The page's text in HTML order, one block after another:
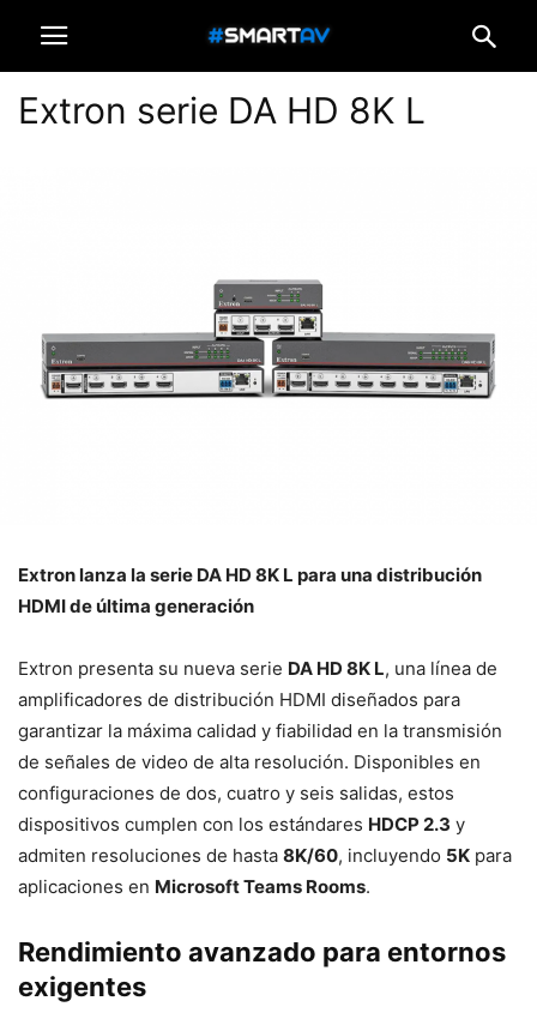
Extron serie DA HD 8K L
Extron lanza la serie DA HD 8K L para una distribución
HDMI de última generación
Extron presenta su nueva serie DA HD 8K L, una línea de
amplificadores de distribución HDMI diseñados para
garantizar la máxima calidad y fiabilidad en la transmisión
de señales de video de alta resolución. Disponibles en
configuraciones de dos, cuatro y seis salidas, estos
dispositivos cumplen con los estándares HDCP 2.3 y
admiten resoluciones de hasta 8K/60, incluyendo 5K para
aplicaciones en Microsoft Teams Rooms.
Rendimiento avanzado para entornos
exigentes